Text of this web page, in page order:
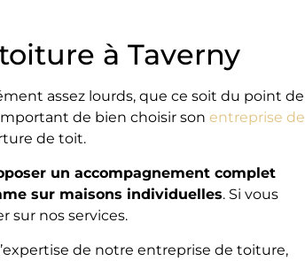
à Taverny
assez lourds, que ce soit du point de
de bien choisir son entreprise de
de toit.
un accompagnement complet
sur maisons individuelles. Si vous
sur nos services.
de notre entreprise de toiture,